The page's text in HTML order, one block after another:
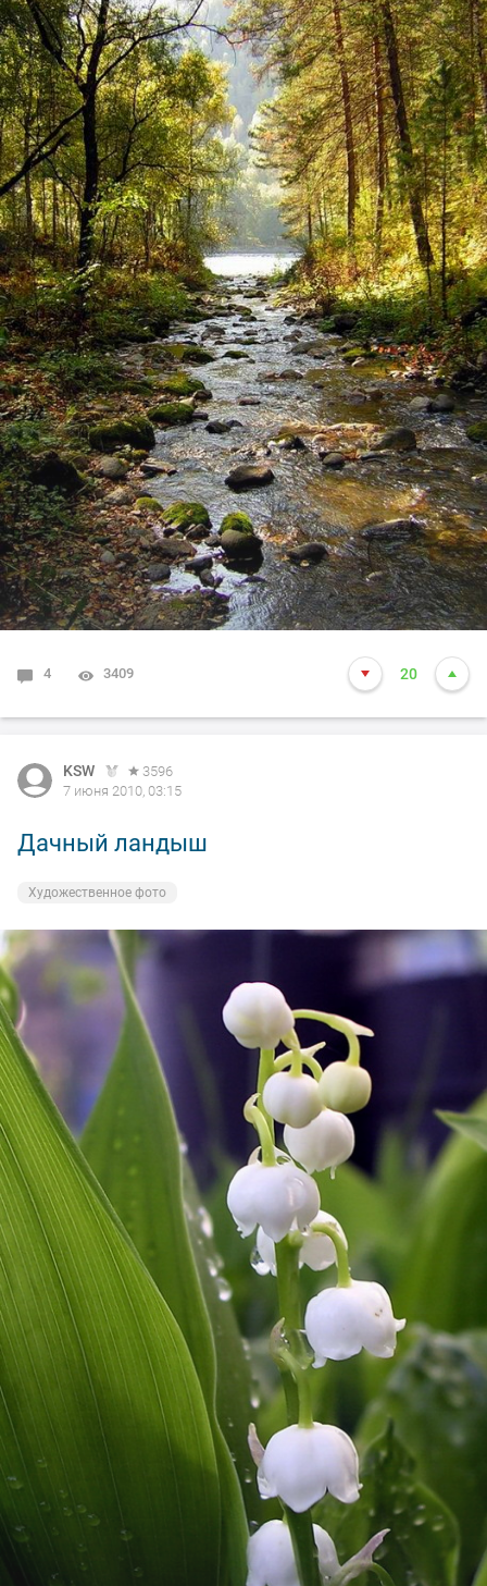
4 3409 20
KSW
3596
7 июня 2010, 03:15
Дачный ландыш
Художественное фото